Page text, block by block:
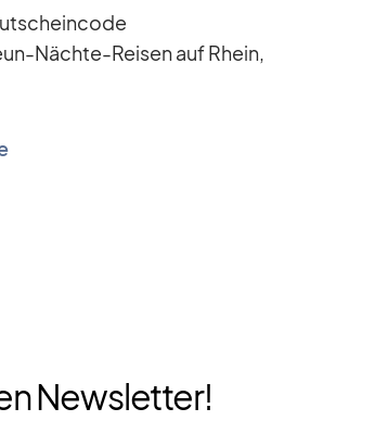
Nächte-Rei­sen auf Rhein,
Newsletter!